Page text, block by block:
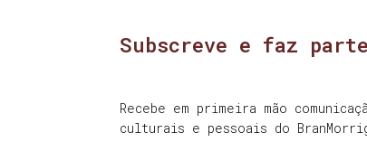
Subscreve e faz parte
Recebe em primeira mão
culturais e pessoais do